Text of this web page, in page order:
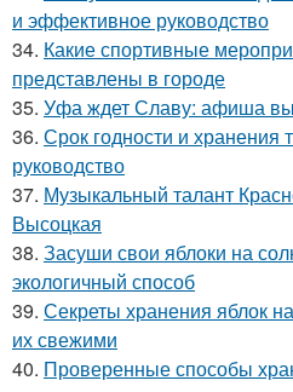
и эффективное руководство
34. Какие спортивные
представлены в городе
35. Уфа ждет Славу: афиша
36. Срок годности и хранения
руководство
37. Музыкальный талант
Высоцкая
38. Засуши свои яблоки на
экологичный способ
39. Секреты хранения яблок
их свежими
40. Проверенные способы